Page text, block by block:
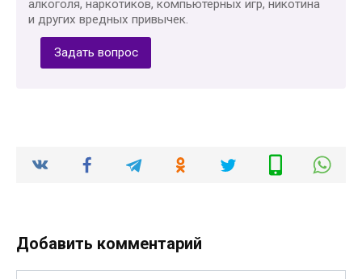
алкоголя, наркотиков, компьютерных игр, никотина
и других вредных привычек.
Задать вопрос
Добавить комментарий